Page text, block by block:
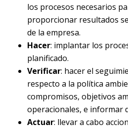
los procesos necesarios
proporcionar resultados
de la empresa.
Hacer: implantar los
planificado.
Verificar: hacer el
respecto a la política
compromisos, objetivos
operacionales, e informar
Actuar: llevar a cabo